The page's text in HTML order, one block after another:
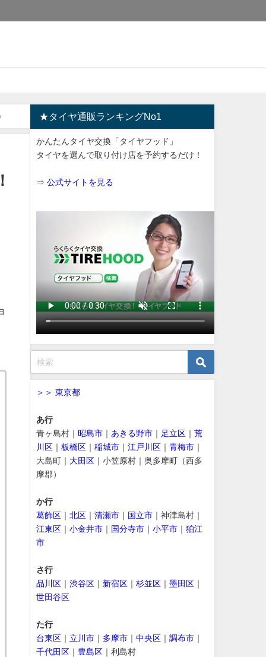
★タイヤ通販ランキングNo1
かんたんタイヤ交換「タイヤフッド」
タイヤを選んで取り付け店を予約するだけ！
⇒ 公式サイトを見る
＞＞ 東京都
あ行
青ヶ島村｜ 昭島市｜ あきる野市｜ 足立区｜ 荒
川区｜ 板橋区｜ 稲城市｜ 江戸川区｜ 青梅市｜
大島町｜ 大田区｜小笠原村｜奥多摩町（西多
摩郡）
か行
葛飾区｜ 北区｜ 清瀬市｜ 国立市｜神津島村｜
江東区｜ 小金井市｜ 国分寺市｜ 小平市｜ 狛江
市
さ行
品川区｜ 渋谷区｜ 新宿区｜ 杉並区｜ 墨田区｜
世田谷区
た行
台東区｜ 立川市｜ 多摩市｜ 中央区｜ 調布市｜
千代田区｜ 豊島区｜利島村